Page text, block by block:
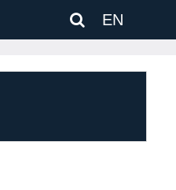
EN